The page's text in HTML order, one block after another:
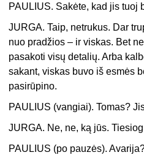
PAULIUS. Sakėte, kad jis tuoj
JURGA. Taip, netrukus. Dar
nuo pradžios – ir viskas. Bet
pasakoti visų detalių. Arba
sakant, viskas buvo iš esmės
pasirūpino.
PAULIUS (vangiai). Tomas?
JURGA. Ne, ne, ką jūs.
PAULIUS (po pauzės).